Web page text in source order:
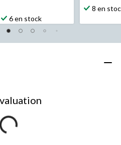
6 en stock
8 en